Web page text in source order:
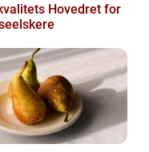
Hovedret for